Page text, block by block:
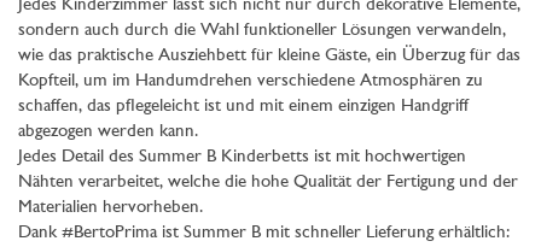
Jedes Kinderzimmer lässt sich nicht nur durch dekorative Elemente,
sondern auch durch die Wahl funktioneller Lösungen verwandeln,
wie das praktische Ausziehbett für kleine Gäste, ein Überzug für das
Kopfteil, um im Handumdrehen verschiedene Atmosphären zu
schaffen, das pflegeleicht ist und mit einem einzigen Handgriff
abgezogen werden kann.
Jedes Detail des Summer B Kinderbetts ist mit hochwertigen
Nähten verarbeitet, welche die hohe Qualität der Fertigung und der
Materialien hervorheben.
Dank #BertoPrima ist Summer B mit schneller Lieferung erhältlich: